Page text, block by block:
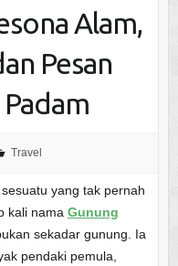
Alam,
Pesan
Travel
yang tak pernah
kali nama Gunung
sekadar gunung. Ia
pendaki pemula,